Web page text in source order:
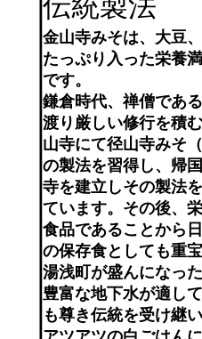
金山寺みそは、大豆
たっぷり入った栄養
です。
鎌倉時代、禅僧であ
渡り厳しい修行を積
山寺にて径山寺みそ
の製法を習得し、帰
寺を建立しその製法
ています。その後、
食品であることから
の保存食としても重
湯浅町が盛んになっ
豊富な地下水が適し
も尊き伝統を受け継